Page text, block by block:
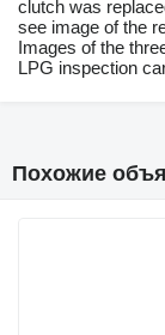
clutch was
see image of the
Images of the
LPG inspection
Похожие